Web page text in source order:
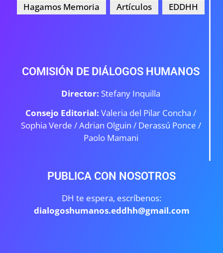
Hagamos Memoria
Artículos EDDHH
COMISIÓN DE DIÁLOGOS HUMANOS
Director: Stefany Inquilla
Consejo Editorial: Valeria del Pilar Concha /
Sophia Verde /Adrian Olguin / Derassú Ponce /
Paolo Mamani
PUBLICA CON NOSOTROS
DH te espera, escríbenos:
dialogoshumanos.eddhh@gmail.com